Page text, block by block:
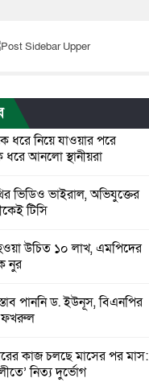
ধরে নিয়ে যাওয়ার পরে
আনলো স্থানীয়রা
ভিডিও ভাইরাল, অভিযুক্তের
টিসি
হওয়া উচিত ১০ লাখ, এমপিদের
নুর
পাননি ড. ইউনূস, বিএনপির
ফখরুল
কাজ চলছে মাসের পর মাস:
নিত্য দুর্ভোগ